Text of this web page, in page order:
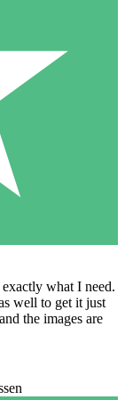
what I need.
well to get it just
the images are